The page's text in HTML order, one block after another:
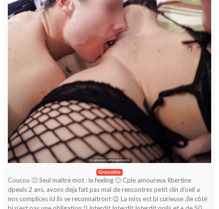
Grenoble
Coucou 🙂 Seul maître mot : le feeling 🙂 Cple amoureux libertine
dpeuis 2 ans, avons deja fait pas mal de rencontres petit clin d’oeil a
nos complices ici ils se reconnaitront 😉 La miss est bi curieuse .(le côté